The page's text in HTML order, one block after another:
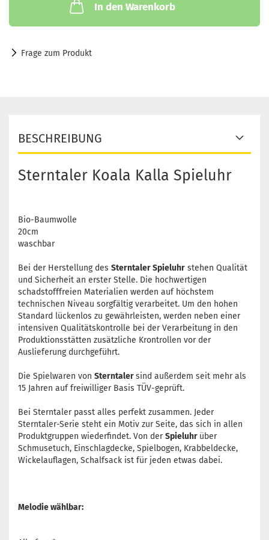
In den Warenkorb
Frage zum Produkt
BESCHREIBUNG
Sterntaler Koala Kalla Spieluhr
Bio-Baumwolle
20cm
waschbar
Bei der Herstellung des Sterntaler Spieluhr stehen Qualität
und Sicherheit an erster Stelle. Die hochwertigen
schadstofffreien Materialien werden auf höchstem
technischen Niveau sorgfältig verarbeitet. Um den hohen
Standard lückenlos zu gewährleisten, werden neben einer
intensiven Qualitätskontrolle bei der Verarbeitung in den
Produktionsstätten zusätzliche Krontrollen vor der
Auslieferung durchgeführt.
Die Spielwaren von Sterntalersind außerdem seit mehr als
15 Jahren auf freiwilliger Basis TÜV-geprüft.
Bei Sterntaler passt alles perfekt zusammen. Jeder
Sterntaler-Serie steht ein Motiv zur Seite, das sich in allen
Produktgruppen wiederfindet. Von derSpieluhr über
Schmusetuch, Einschlagdecke, Spielbogen, Krabbeldecke,
Wickelauflagen, Schalfsack ist für jeden etwas dabei.
Melodie wählbar: